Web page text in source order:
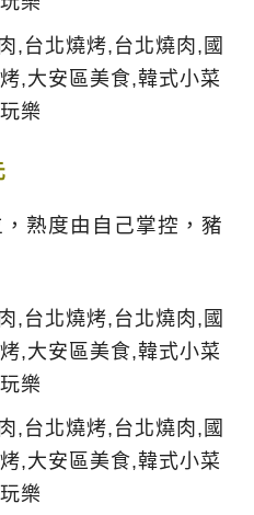
熟度由自己掌控，豬